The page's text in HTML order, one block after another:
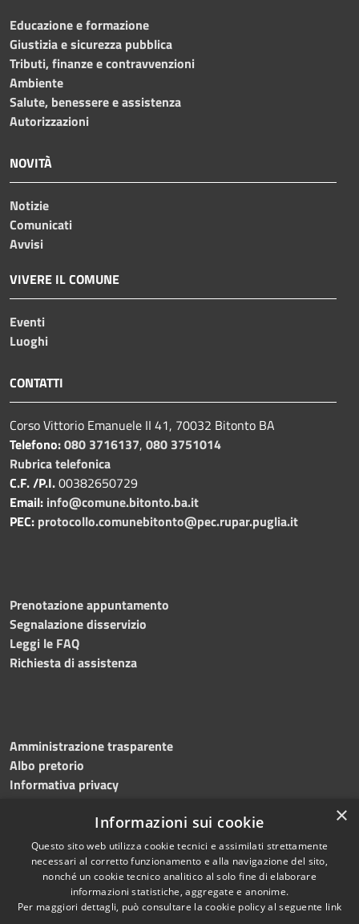
Educazione e formazione
Giustizia e sicurezza pubblica
Tributi, finanze e contravvenzioni
Ambiente
Salute, benessere e assistenza
Autorizzazioni
NOVITÀ
Notizie
Comunicati
Avvisi
VIVERE IL COMUNE
Eventi
Luoghi
CONTATTI
Corso Vittorio Emanuele II 41, 70032 Bitonto BA
Telefono:080 3716137, 080 3751014
Rubrica telefonica
C.F. /P.I.00382650729
Email: info@comune.bitonto.ba.it
PEC: protocollo.comunebitonto@pec.rupar.puglia.it
Prenotazione appuntamento
Segnalazione disservizio
Leggi le FAQ
Richiesta di assistenza
Amministrazione trasparente
Albo pretorio
Informativa privacy
Dichiarazione di accessibilità Meccanismo di feedback
RSS
Accessibilità
Copyright © 2026 • Comune di
Bitonto • Powered by
×
Informazioni sui cookie
Questo sito web utilizza cookie tecnici e assimilati strettamente
necessari al corretto funzionamento e alla navigazione del sito,
nonché un cookie tecnico analitico al solo fine di elaborare
informazioni statistiche, aggregate e anonime.
Per maggiori dettagli, può consultare la cookie policy al seguente link